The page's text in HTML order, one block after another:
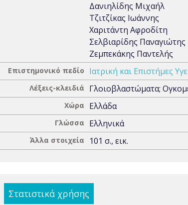
Δανιηλίδης Μιχαήλ
Τζιτζίκας Ιωάννης
Χαριτάντη Αφροδίτη
Σελβιαρίδης Παναγιώτης
Ζεμπεκάκης Παντελής
Επιστημονικό πεδίο Ιατρική και Επιστήμες
Λέξεις-κλειδιά Γλοιοβλαστώματα;
Χώρα Ελλάδα
Γλώσσα Ελληνικά
Άλλα στοιχεία 101 σ., εικ.
Στατιστικά χρήσης